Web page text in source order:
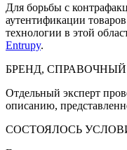
Для борьбы с
аутентификации
технологии в этой
Entrupy.
БРЕНД, СПРАВОЧНЫЙ
Отдельный эксперт
описанию,
СОСТОЯЛОСЬ